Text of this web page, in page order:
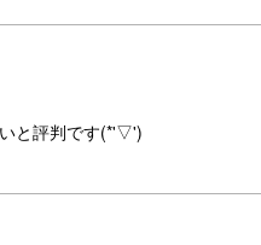
と評判です(*'▽')